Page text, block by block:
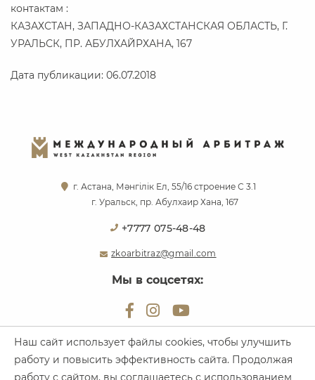
контактам :
КАЗАХСТАН, ЗАПАДНО-КАЗАХСТАНСКАЯ ОБЛАСТЬ, Г.
УРАЛЬСК, ПР. АБУЛХАЙРХАНА, 167
Дата публикации: 06.07.2018
г. Астана, Мәнгілік Ел, 55/16 строение С 3.1
г. Уральск, пр. Абулхаир Хана, 167
+7777 075-48-48
zkoarbitraz@gmail.com
Мы в соцсетях:
Наш сайт использует файлы cookies, чтобы улучшить
работу и повысить эффективность сайта. Продолжая
работу с сайтом, вы соглашаетесь с использованием